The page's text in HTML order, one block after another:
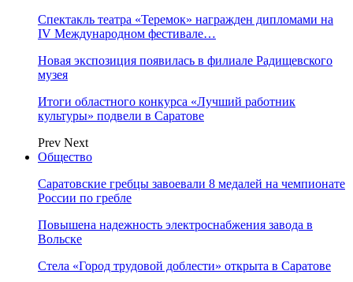
Спектакль театра «Теремок» награжден дипломами на
IV Международном фестивале…
Новая экспозиция появилась в филиале Радищевского
музея
Итоги областного конкурса «Лучший работник
культуры» подвели в Саратове
Prev Next
Общество
Саратовские гребцы завоевали 8 медалей на чемпионате
России по гребле
Повышена надежность электроснабжения завода в
Вольске
Стела «Город трудовой доблести» открыта в Саратове